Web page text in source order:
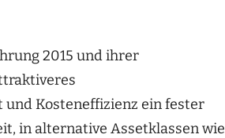
2015 und ihrer
Kosteneffizienz ein fester
in alternative Assetklassen wie